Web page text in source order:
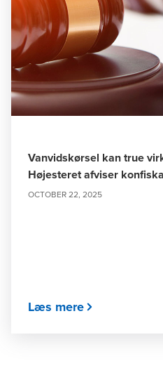
Vanvidskørsel kan true
Højesteret afviser
OCTOBER 22, 2025
Læs mere